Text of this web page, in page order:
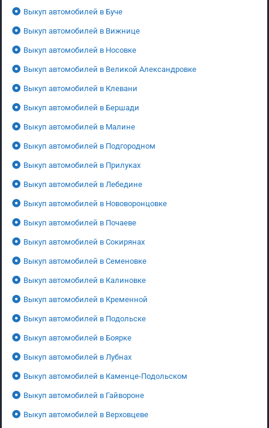
Выкуп автомобилей в Буче
Выкуп автомобилей в Вижнице
Выкуп автомобилей в Носовке
Выкуп автомобилей в Великой Александровке
Выкуп автомобилей в Клевани
Выкуп автомобилей в Бершади
Выкуп автомобилей в Малине
Выкуп автомобилей в Подгородном
Выкуп автомобилей в Прилуках
Выкуп автомобилей в Лебедине
Выкуп автомобилей в Нововоронцовке
Выкуп автомобилей в Почаеве
Выкуп автомобилей в Сокирянах
Выкуп автомобилей в Семеновке
Выкуп автомобилей в Калиновке
Выкуп автомобилей в Кременной
Выкуп автомобилей в Подольске
Выкуп автомобилей в Боярке
Выкуп автомобилей в Лубнах
Выкуп автомобилей в Каменце-Подольском
Выкуп автомобилей в Гайвороне
Выкуп автомобилей в Верховцеве